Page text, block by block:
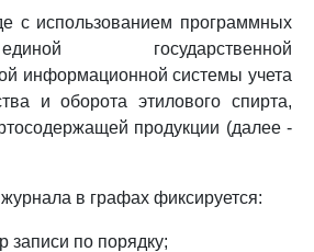
с использованием программных
государственной
информационной системы учета
и оборота этилового спирта,
продукции (далее -
в графах фиксируется:
записи по порядку;